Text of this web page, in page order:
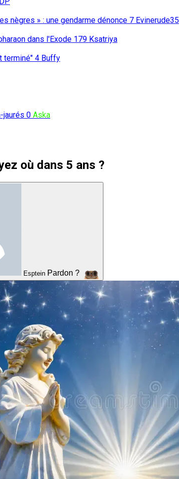
nègres » : une gendarme dénonce 7 Evinerude35
dans l'Exode 179 Ksatriya
terminé" 4 Buffy
jaurés 0 Aska
où dans 5 ans ?
Esptein Pardon ?